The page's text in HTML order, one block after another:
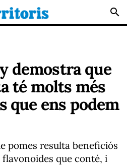
search
demostra que
té molts més
que ens podem
pomes resulta beneficiós
que conté, i